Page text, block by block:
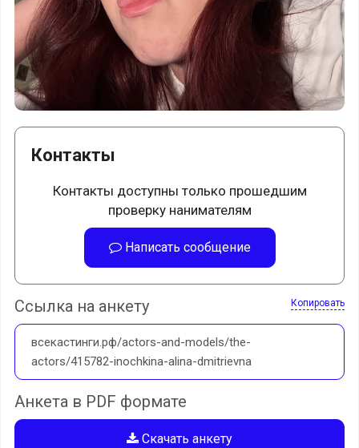
Контакты
Контакты доступны только прошедшим
проверку нанимателям
Написать сообщение
Ссылка на анкету Копировать
всекастинги.рф/actors-and-models/the-
actors/415782-inochkina-alina-dmitrievna
Анкета в PDF формате
Скачать анкету